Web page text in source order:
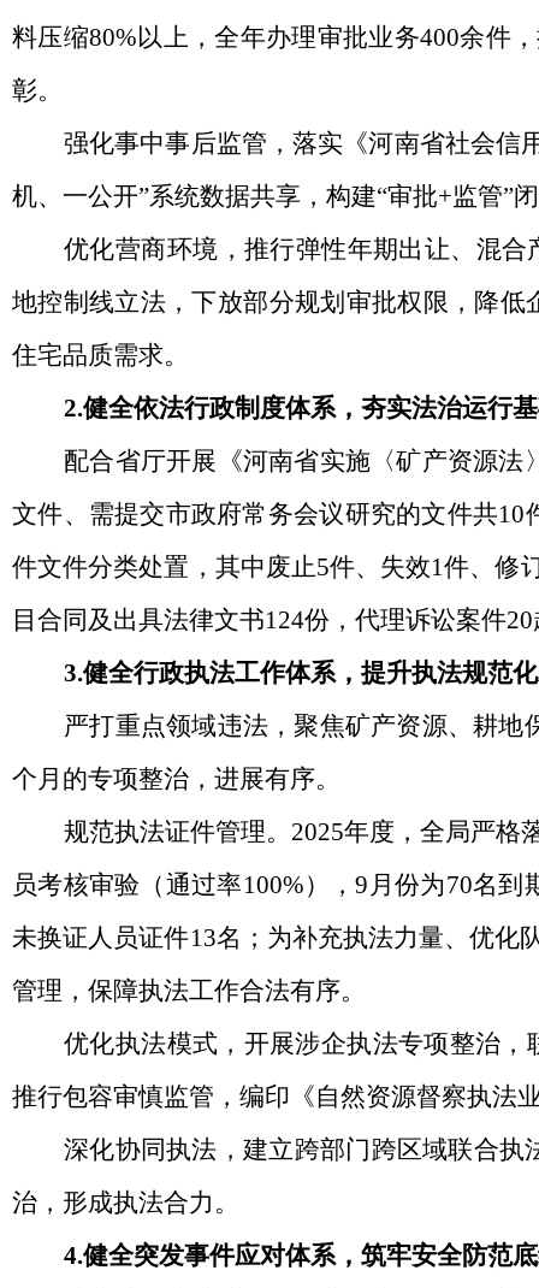
料压缩80%以上，全年办理审批业务400余件
彰。
强化事中事后监管，落实《河南省社会信
机、一公开”系统数据共享，构建“审批+监管”
优化营商环境，推行弹性年期出让、混
地控制线立法，下放部分规划审批权限，降
住宅品质需求。
2.健全依法行政制度体系，夯实法治运行
配合省厅开展《河南省实施〈矿产资源
文件、需提交市政府常务会议研究的文件共10
件文件分类处置，其中废止5件、失效1件、修
目合同及出具法律文书124份，代理诉讼案件
3.健全行政执法工作体系，提升执法规范
严打重点领域违法，聚焦矿产资源、耕
个月的专项整治，进展有序。
规范执法证件管理。 2025年度，全局严格
员考核审验（通过率100%），9月份为70名到
未换证人员证件13名 ；为补充执法力量、优化
管理，保障执法工作合法有序。
优化执法模式，开展涉企执法专项整治，
推行包容审慎监管，编印《自然资源督察执法
深化协同执法，建立跨部门跨区域联合
治，形成执法合力。
4.健全突发事件应对体系，筑牢安全防范